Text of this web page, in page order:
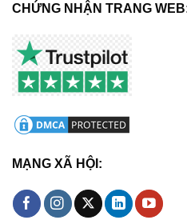
CHỨNG NHẬN TRANG
MẠNG XÃ HỘI: